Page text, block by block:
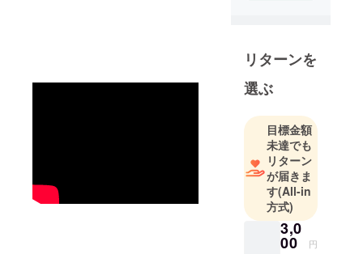
リターンを
選ぶ
目標金額
未達でも
リターン
が届きま
す(All-in
方式)
3,0
00 円